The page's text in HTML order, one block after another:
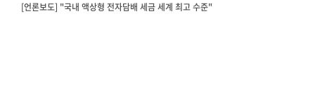
[언론보도] "국내 액상형 전자담배 세금 세계 최고 수준"